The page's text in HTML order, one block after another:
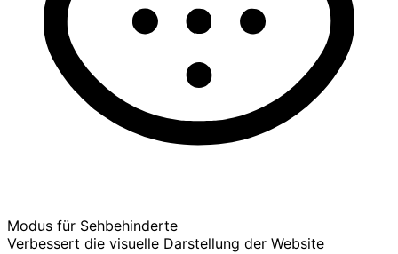
Modus für Sehbehinderte
Verbessert die visuelle Darstellung der Website